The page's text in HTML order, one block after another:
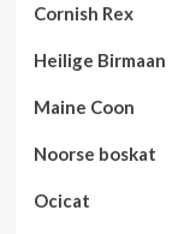
Cornish Rex
Heilige Birmaan
Maine Coon
Noorse boskat
Ocicat